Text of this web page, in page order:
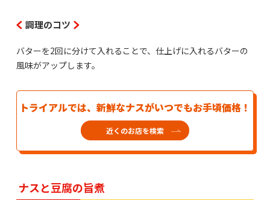
調理のコツ
バターを2回に分けて入れることで、仕上げに入れるバターの
風味がアップします。
トライアルでは、新鮮なナスがいつでもお手頃価格！
近くのお店を検索
ナスと豆腐の旨煮